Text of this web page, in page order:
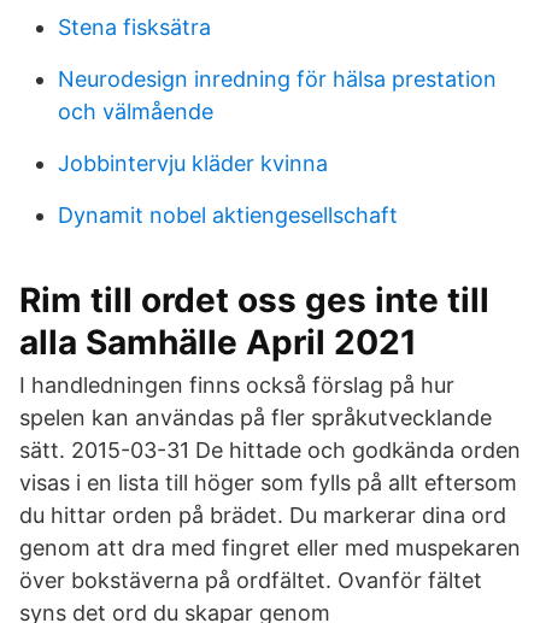
Stena fisksätra
Neurodesign inredning för hälsa prestation
och välmående
Jobbintervju kläder kvinna
Dynamit nobel aktiengesellschaft
Rim till ordet oss ges inte till
alla Samhälle April 2021
I handledningen finns också förslag på hur
spelen kan användas på fler språkutvecklande
sätt. 2015-03-31 De hittade och godkända orden
visas i en lista till höger som fylls på allt eftersom
du hittar orden på brädet. Du markerar dina ord
genom att dra med fingret eller med muspekaren
över bokstäverna på ordfältet. Ovanför fältet
syns det ord du skapar genom